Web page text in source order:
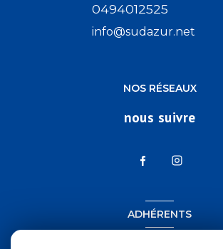
0494012525
info@sudazur.net
NOS RÉSEAUX
nous suivre
ADHÉRENTS